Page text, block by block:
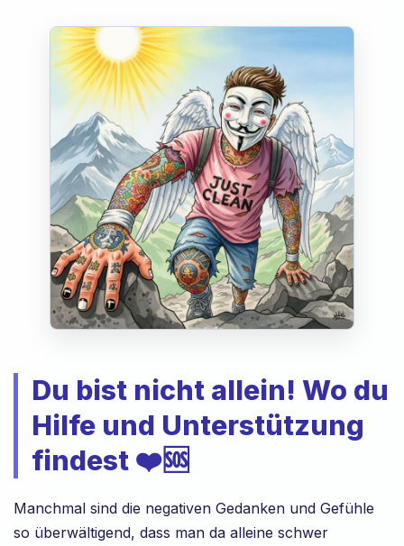
Du bist nicht allein! Wo du
Hilfe und Unterstützung
findest ❤️🆘
Manchmal sind die negativen Gedanken und Gefühle
so überwältigend, dass man da alleine schwer